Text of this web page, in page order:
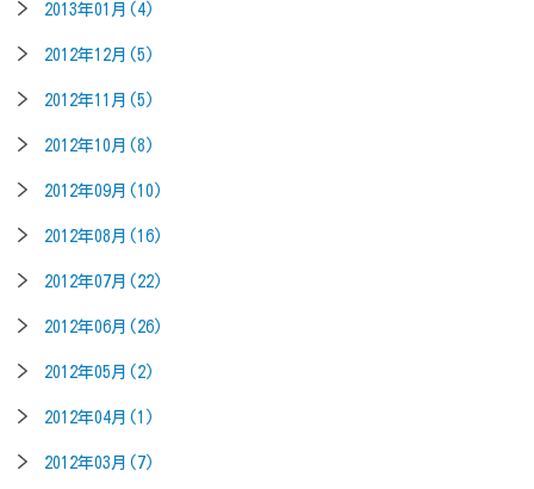
2013年01月(4)
2012年12月(5)
2012年11月(5)
2012年10月(8)
2012年09月(10)
2012年08月(16)
2012年07月(22)
2012年06月(26)
2012年05月(2)
2012年04月(1)
2012年03月(7)